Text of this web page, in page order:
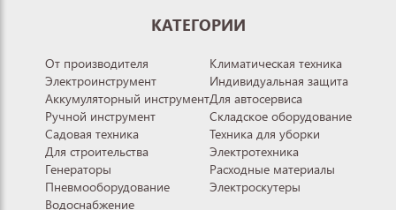
КАТЕГОРИИ
От производителя
Электроинструмент
Аккумуляторный инструмент
Ручной инструмент
Садовая техника
Для строительства
Генераторы
Пневмооборудование
Водоснабжение
Климатическая техника
Индивидуальная защита
Для автосервиса
Складское оборудование
Техника для уборки
Электротехника
Расходные материалы
Электроскутеры